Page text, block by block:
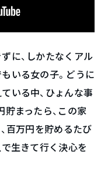
に、しかたなくアル
いる女の子。どうに
いる中、ひょんな事
貯まったら、この家
百万円を貯めるたび
生きて行く決心を